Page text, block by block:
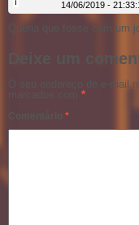
14/06/2019 -
Queria que fosse com um
Deixe um
O seu endereço de e-mail
*
*